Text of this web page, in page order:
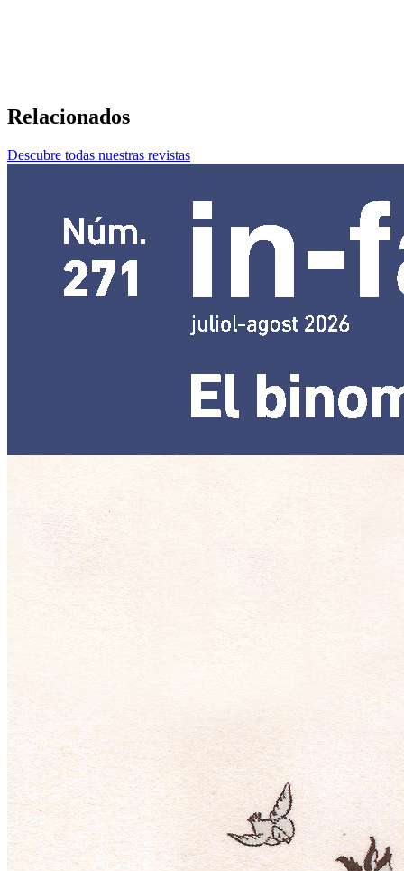
Relacionados
Descubre todas nuestras revistas